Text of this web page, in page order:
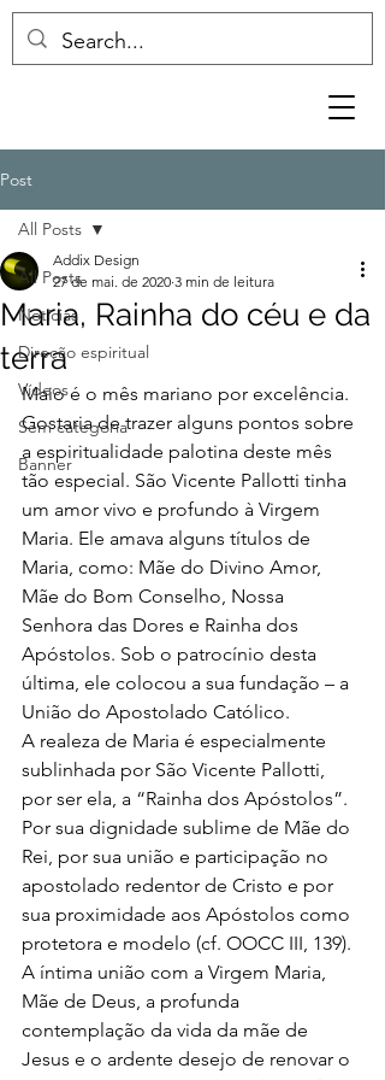
Post
All Posts
Notícias
Direção espiritual
Vídeos
Sem categoria
Banner
All Posts
Maria, Rainha do céu e da
terra
Addix Design
27 de mai. de 2020 3 min de leitura
Maio é o mês mariano por excelência.
Gostaria de trazer alguns pontos sobre
a espiritualidade palotina deste mês
tão especial. São Vicente Pallotti tinha
um amor vivo e profundo à Virgem
Maria. Ele amava alguns títulos de
Maria, como: Mãe do Divino Amor,
Mãe do Bom Conselho, Nossa
Senhora das Dores e Rainha dos
Apóstolos. Sob o patrocínio desta
última, ele colocou a sua fundação – a
União do Apostolado Católico.
A realeza de Maria é especialmente
sublinhada por São Vicente Pallotti,
por ser ela, a “Rainha dos Apóstolos”.
Por sua dignidade sublime de Mãe do
Rei, por sua união e participação no
apostolado redentor de Cristo e por
sua proximidade aos Apóstolos como
protetora e modelo (cf. OOCC III, 139).
A íntima união com a Virgem Maria,
Mãe de Deus, a profunda
contemplação da vida da mãe de
Jesus e o ardente desejo de renovar o